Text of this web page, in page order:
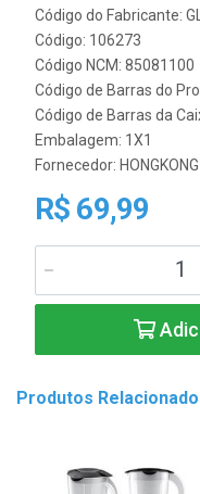
Código do Fabricante:
Código: 106273
Código NCM: 85081100
Código de Barras do
Código de Barras da
Embalagem: 1X1
Fornecedor:
R$ 69,99
Produtos